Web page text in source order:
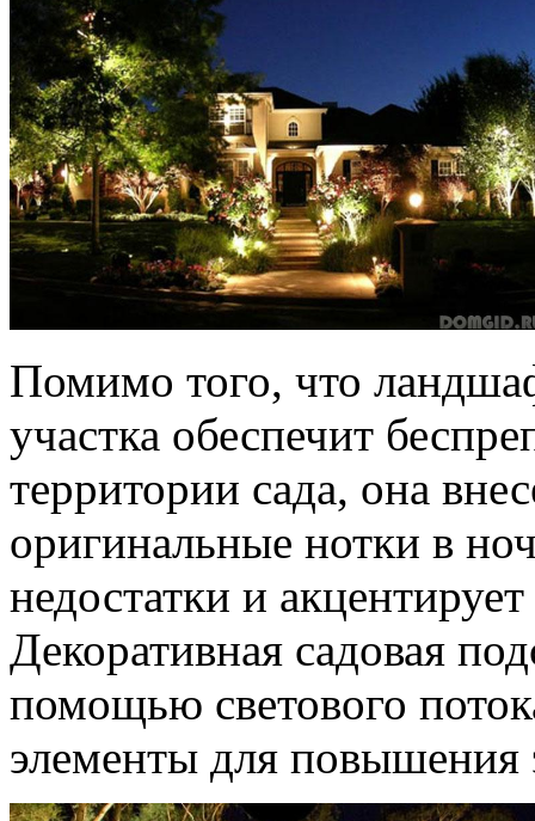
Помимо того, что
участка обеспечит
территории сада, она
оригинальные нотки в
недостатки и
Декоративная садовая
помощью светового
элементы для повышения